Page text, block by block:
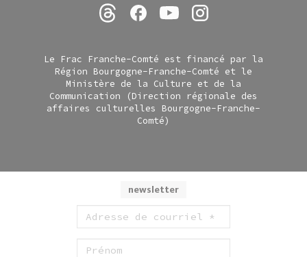
newsletter
Le Frac Franche-Comté est financé par la
Région Bourgogne-Franche-Comté et le
Ministère de la Culture et de la
Communication (Direction régionale des
affaires culturelles Bourgogne-Franche-
Comté)